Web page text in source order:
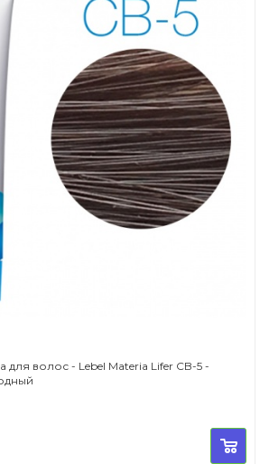
волос - Lebel Materia Lifer CB-5 -